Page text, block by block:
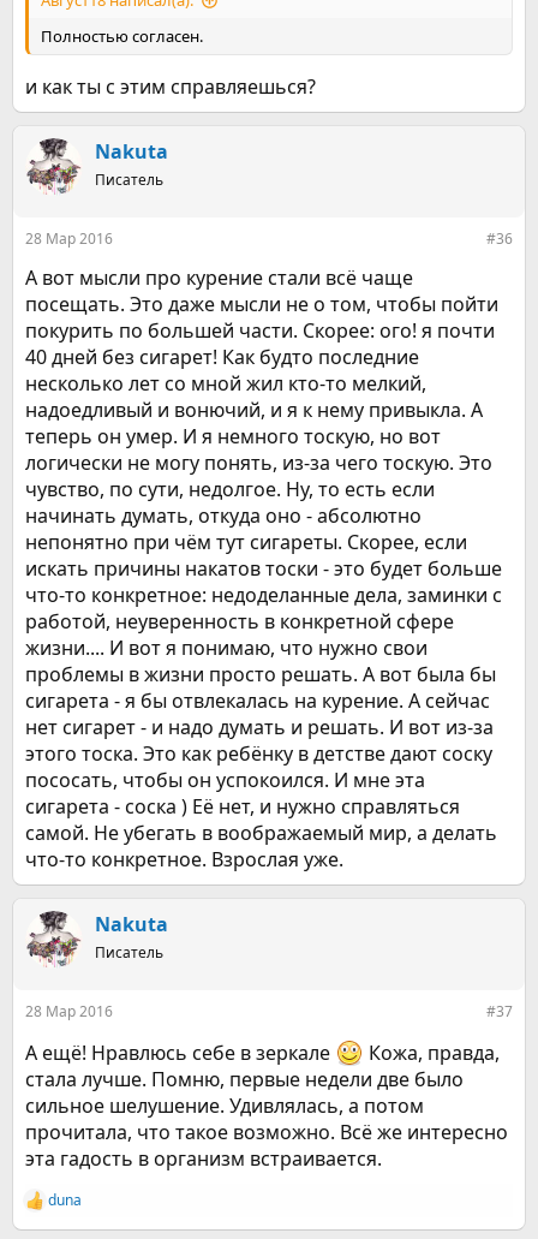
Полностью согласен.
и как ты с этим справляешься?
Nakuta
Писатель
28 Мар 2016 #36
А вот мысли про курение стали всё чаще
посещать. Это даже мысли не о том, чтобы пойти
покурить по большей части. Скорее: ого! я почти
40 дней без сигарет! Как будто последние
несколько лет со мной жил кто-то мелкий,
надоедливый и вонючий, и я к нему привыкла. А
теперь он умер. И я немного тоскую, но вот
логически не могу понять, из-за чего тоскую. Это
чувство, по сути, недолгое. Ну, то есть если
начинать думать, откуда оно - абсолютно
непонятно при чём тут сигареты. Скорее, если
искать причины накатов тоски - это будет больше
что-то конкретное: недоделанные дела, заминки с
работой, неуверенность в конкретной сфере
жизни.... И вот я понимаю, что нужно свои
проблемы в жизни просто решать. А вот была бы
сигарета - я бы отвлекалась на курение. А сейчас
нет сигарет - и надо думать и решать. И вот из-за
этого тоска. Это как ребёнку в детстве дают соску
пососать, чтобы он успокоился. И мне эта
сигарета - соска ) Её нет, и нужно справляться
самой. Не убегать в воображаемый мир, а делать
что-то конкретное. Взрослая уже.
Nakuta
Писатель
28 Мар 2016 #37
А ещё! Нравлюсь себе в зеркале
Кожа, правда,
стала лучше. Помню, первые недели две было
сильное шелушение. Удивлялась, а потом
прочитала, что такое возможно. Всё же интересно
эта гадость в организм встраивается.
Р
е
duna